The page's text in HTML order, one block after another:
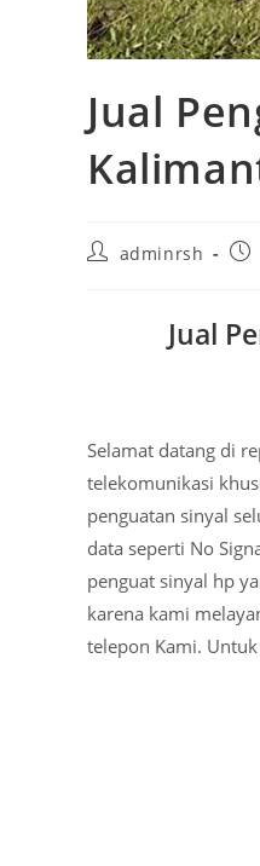
Jual
Postadminrsh
Jual
Selamat datang di
telekomunikasi
penguatan sinyal
data seperti No
penguat sinyal hp
karena kami
telepon Kami.